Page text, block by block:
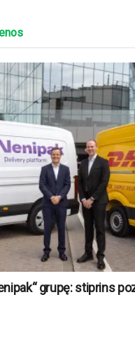
grupę: stiprins